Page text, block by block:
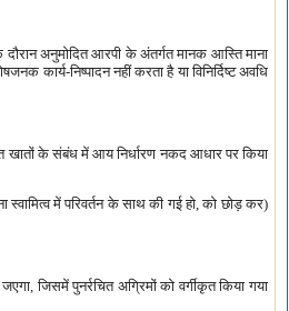
दौरान अनुमोदित आरपी के अंतर्गत मानक आस्ति माना
कार्य-निष्पादन नहीं करता है या विनिर्दिष्ट अवधि
खातों के संबंध में आय निर्धारण नकद आधार पर किया
स्वामित्व में परिवर्तन के साथ की गई हो, को छोड़ कर)
जिसमें पुनर्रचित अग्रिमों को वर्गीकृत किया गया